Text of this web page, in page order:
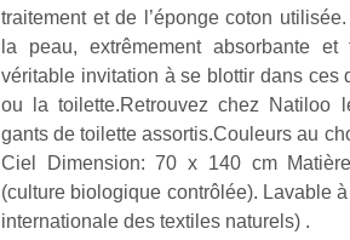
traitement et de l’éponge coton
la peau, extrêmement absorbante
véritable invitation à se blottir dans ces
ou la toilette.Retrouvez chez Natiloo
gants de toilette assortis.Couleurs au
Ciel Dimension: 70 x 140 cm
(culture biologique contrôlée). Lavable
internationale des textiles naturels) .
d’énergie.
Varier les
occupations
n’est pas
toujours
simple.
Conjuguer
divertissement,
activité
retour des
beaux
l’occasion
rêvée
pour les
enfants
de…
de